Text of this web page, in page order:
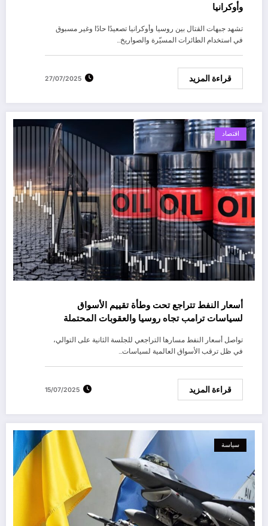
وأوكرانيا
تشهد جبهات القتال بين روسيا وأوكرانيا تصعيدًا حادًا وغير مسبوق
في استخدام الطائرات المسيّرة والصواريخ…
قراءة المزيد 27/07/2025
اقتصاد
أسعار النفط تتراجع تحت وطأة تقييم الأسواق
لسياسات ترامب تجاه روسيا والعقوبات المحتملة
تواصل أسعار النفط مسارها التراجعي للجلسة الثانية على التوالي،
في ظل ترقب الأسواق العالمية لسياسات…
قراءة المزيد 15/07/2025
سياسة